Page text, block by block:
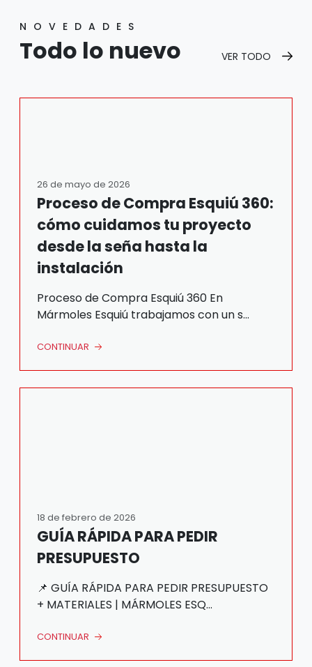
NOVEDADES
Todo lo nuevo VER TODO
26 de mayo de 2026
Proceso de Compra Esquiú 360:
cómo cuidamos tu proyecto
desde la seña hasta la
instalación
Proceso de Compra Esquiú 360 En
Mármoles Esquiú trabajamos con un s...
CONTINUAR
18 de febrero de 2026
GUÍA RÁPIDA PARA PEDIR
PRESUPUESTO
📌 GUÍA RÁPIDA PARA PEDIR PRESUPUESTO
+ MATERIALES | MÁRMOLES ESQ...
CONTINUAR